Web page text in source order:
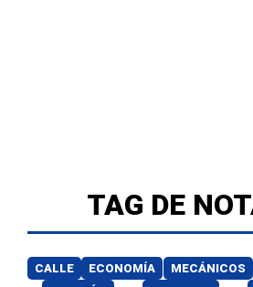
TAG DE
CALLE ECONOMÍA MECÁNICOS